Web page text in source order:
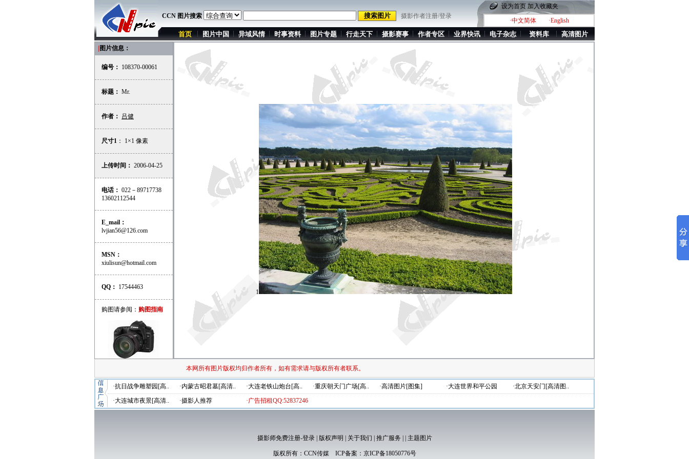
CCN 图片搜索 摄影作者注册/登录
设为首页 加入收藏夹
·中文简体
·English
首页 图片中国 异域风情 时事资料 图片专题 行走天下 摄影赛事 作者专区 业界快讯 电子杂志 资料库 高清图片
图片信息：
编号： 108370-00061
标题： Mr.
作者： 吕健
尺寸1 ： 1×1 像素
上传时间： 2006-04-25
电话： 022－89717738
13602112544
E_mail：
lvjian56@126.com
MSN：
xiulisun@hotmail.com
QQ： 17544463
购图请参阅： 购图指南
1
本网所有图片版权均归作者所有，如有需求请与版权所有者联系。
·抗日战争雕塑园[高.. ·内蒙古昭君墓[高清.. ·大连老铁山炮台[高.. ·重庆朝天门广场[高.. ·高清图片[图集] ·大连世界和平公园
·北京天安门[高清图..
·大连城市夜景[高清..
·摄影人推荐 ·广告招租QQ:52837246
摄影师免费注册-登录| 版权声明 关于我们 推广服务 主题图片
版权所有： CCN传媒ICP备案： 京ICP备18050776号